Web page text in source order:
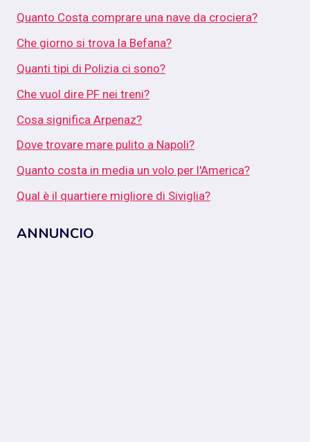
Quanto Costa comprare una nave da crociera?
Che giorno si trova la Befana?
Quanti tipi di Polizia ci sono?
Che vuol dire PF nei treni?
Cosa significa Arpenaz?
Dove trovare mare pulito a Napoli?
Quanto costa in media un volo per l'America?
Qual è il quartiere migliore di Siviglia?
ANNUNCIO